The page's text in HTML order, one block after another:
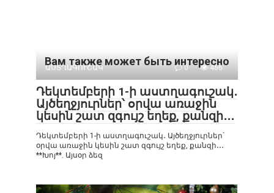
Вам также может быть интересно
ԱՍՏՂԱԳՈՒՇԱԿ 0 466
Դեկտեմբերի 1-ի աստղագուշակ․
Այծեղջյուրներ՝ օրվա առաջին
կեսին շատ զգույշ եղեք, քանզի․․․
Դեկտեմբերի 1-ի աստղագուշակ․ Այծեղջյուրներ՝
օրվա առաջին կեսին շատ զգույշ եղեք, քանզի․․․
**Խոյ**. Այսօր ձեզ